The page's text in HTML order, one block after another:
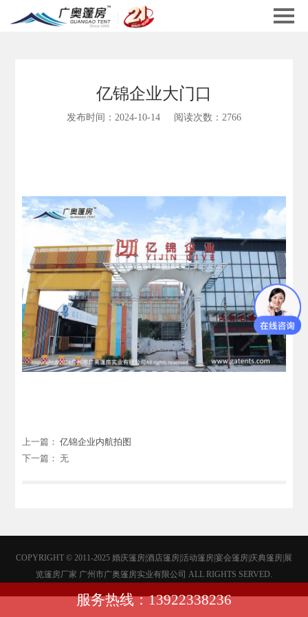
亿锦企业大门口
发布时间：2024-10-14 阅读次数：2766
上一篇：亿锦企业内航拍图
下一篇： 无
COPYRIGHT © 2011-2025 婚庆篷房|酒店篷房|活动篷房|宴会篷房|庆典篷房|展
览篷房厂家 广州市广奥篷房实业有限公司 ALL RIGHTS SERVED.
服务热线：13922338236